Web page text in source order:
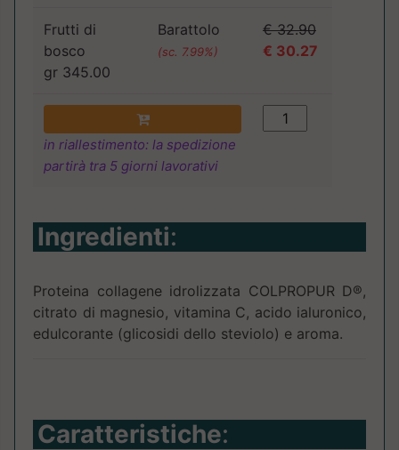
Frutti di
bosco
gr 345.00
Barattolo
(sc. 7.99%)
€ 32.90
€ 30.27
in riallestimento: la spedizione
partirà tra 5 giorni lavorativi
Ingredienti:
Proteina collagene idrolizzata COLPROPUR D®,
citrato di magnesio, vitamina C, acido ialuronico,
edulcorante (glicosidi dello steviolo) e aroma.
Caratteristiche: